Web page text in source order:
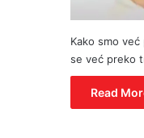
Kako smo
se već preko
Read